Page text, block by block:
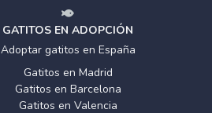
GATITOS EN ADOPCIÓN
Adoptar gatitos en España
Gatitos en Madrid
Gatitos en Barcelona
Gatitos en Valencia